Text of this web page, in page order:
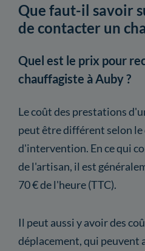
Que faut-il savoir
de contacter un
Quel est le prix pour
chauffagiste à Auby ?
Le coût des prestations
peut être différent selon
d'intervention. En ce qui
de l'artisan, il est
70 € de l'heure (TTC).
Il peut aussi y avoir des
déplacement, qui peuvent